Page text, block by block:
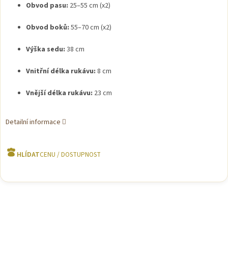
Obvod pasu: 25–55 cm (x2)
Obvod boků: 55–70 cm (x2)
Výška sedu: 38 cm
Vnitřní délka rukávu: 8 cm
Vnější délka rukávu: 23 cm
Detailní informace
HLÍDAT